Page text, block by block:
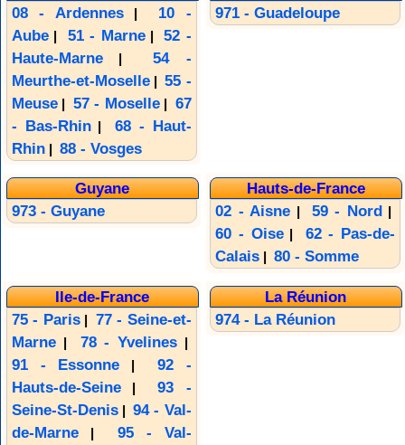
08 - Ardennes| 10 -
Aube| 51 - Marne|52 -
Haute-Marne|54 -
Meurthe-et-Moselle|55 -
Meuse| 57 - Moselle| 67
- Bas-Rhin|68 - Haut-
Rhin| 88 - Vosges
971 - Guadeloupe
Guyane
973 - Guyane
Hauts-de-France
02 - Aisne | 59 - Nord |
60 - Oise| 62 - Pas-de-
Calais |80 - Somme
Ile-de-France
75 - Paris| 77 - Seine-et-
Marne| 78 - Yvelines|
91 - Essonne | 92 -
Hauts-de-Seine|93 -
Seine-St-Denis|94 - Val-
de-Marne| 95 - Val-
La Réunion
974 - La Réunion